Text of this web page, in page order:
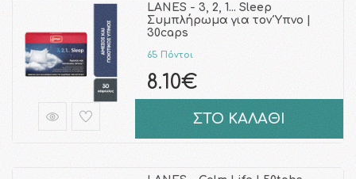
LANES - 3, 2, 1... Sleep
Συμπλήρωμα για τον Ύπνο |
30caps
65 Πόντοι
8.10€
ΣΤΟ ΚΑΛΑΘΙ